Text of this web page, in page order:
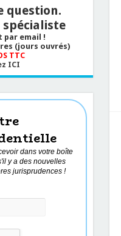
question.
spécialiste
par email !
(jours ouvrés)
TTC
ICI
dans votre boîte
y a des nouvelles
jurisprudences !